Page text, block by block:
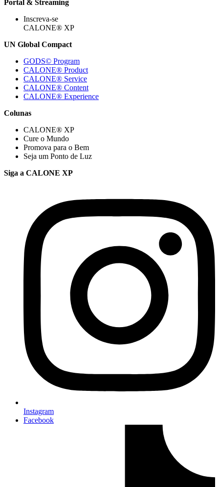
Portal & Streaming
Inscreva-se
CALONE® XP
UN Global Compact
GODS© Program
CALONE® Product
CALONE® Service
CALONE® Content
CALONE® Experience
Colunas
CALONE® XP
Cure o Mundo
Promova para o Bem
Seja um Ponto de Luz
Siga a CALONE XP
Instagram
Facebook